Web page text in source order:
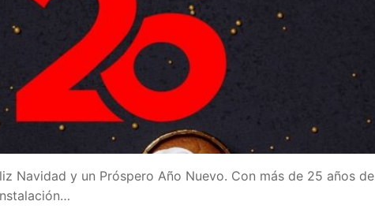
Navidad y un Próspero Año Nuevo. Con más de 25 años de